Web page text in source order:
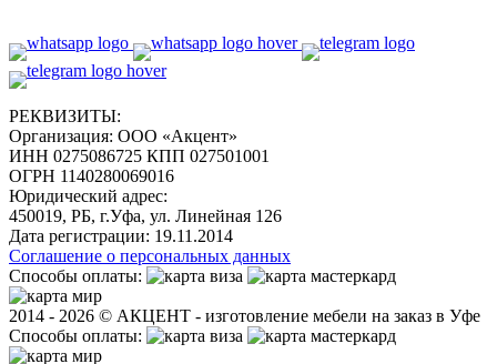
РЕКВИЗИТЫ:
Организация: ООО «Акцент»
ИНН 0275086725 КПП 027501001
ОГРН 1140280069016
Юридический адрес:
450019, РБ, г.Уфа, ул. Линейная 126
Дата регистрации: 19.11.2014
Соглашение о персональных данных
Способы оплаты:
2014 - 2026 © АКЦЕНТ - изготовление мебели на заказ в Уфе
Способы оплаты: